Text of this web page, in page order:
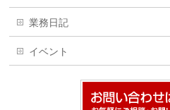
業務日記
イベント